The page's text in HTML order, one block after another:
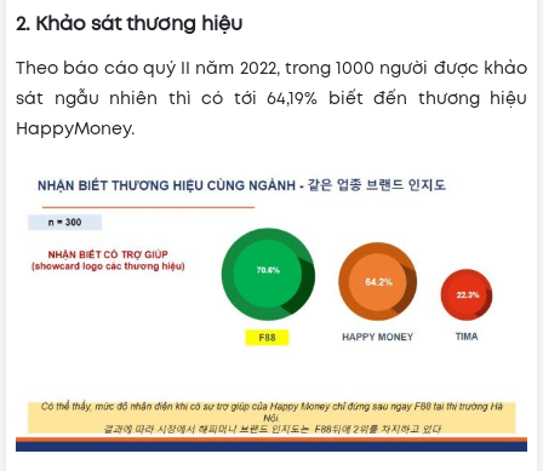
2. Khảo sát thương hiệu
Theo báo cáo quý II năm 2022, trong 1000 người được khảo
sát ngẫu nhiên thì có tới 64,19% biết đến thương hiệu
HappyMoney.